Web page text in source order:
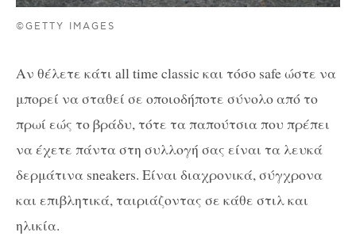
©GETTY IMAGES
Αν θέλετε κάτι all time classic και τόσο safe ώστε να
μπορεί να σταθεί σε οποιοδήποτε σύνολο από το
πρωί εώς το βράδυ, τότε τα παπούτσια που πρέπει
να έχετε πάντα στη συλλογή σας είναι τα λευκά
δερμάτινα sneakers. Είναι διαχρονικά, σύγχρονα
και επιβλητικά, ταιριάζοντας σε κάθε στιλ και
ηλικία.